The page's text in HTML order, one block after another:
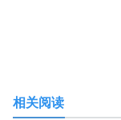
相关阅读